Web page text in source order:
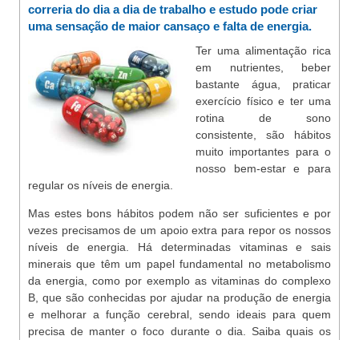
correria do dia a dia de trabalho e estudo pode criar
uma sensação de maior cansaço e falta de energia.
Ter uma alimentação rica
em nutrientes, beber
bastante água, praticar
exercício físico e ter uma
rotina de sono
consistente, são hábitos
muito importantes para o
nosso bem-estar e para
regular os níveis de energia.
Mas estes bons hábitos podem não ser suficientes e por
vezes precisamos de um apoio extra para repor os nossos
níveis de energia. Há determinadas vitaminas e sais
minerais que têm um papel fundamental no metabolismo
da energia, como por exemplo as vitaminas do complexo
B, que são conhecidas por ajudar na produção de energia
e melhorar a função cerebral, sendo ideais para quem
precisa de manter o foco durante o dia. Saiba quais os